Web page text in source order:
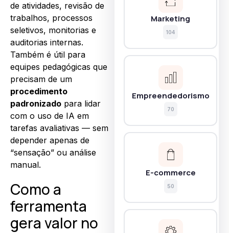
de atividades, revisão de
trabalhos, processos
seletivos, monitorias e
auditorias internas.
Também é útil para
equipes pedagógicas que
precisam de um
procedimento
padronizado para lidar
com o uso de IA em
tarefas avaliativas — sem
depender apenas de
“sensação” ou análise
manual.
Como a
ferramenta
gera valor no
Marketing
104
Empreendedorismo
70
E-commerce
50